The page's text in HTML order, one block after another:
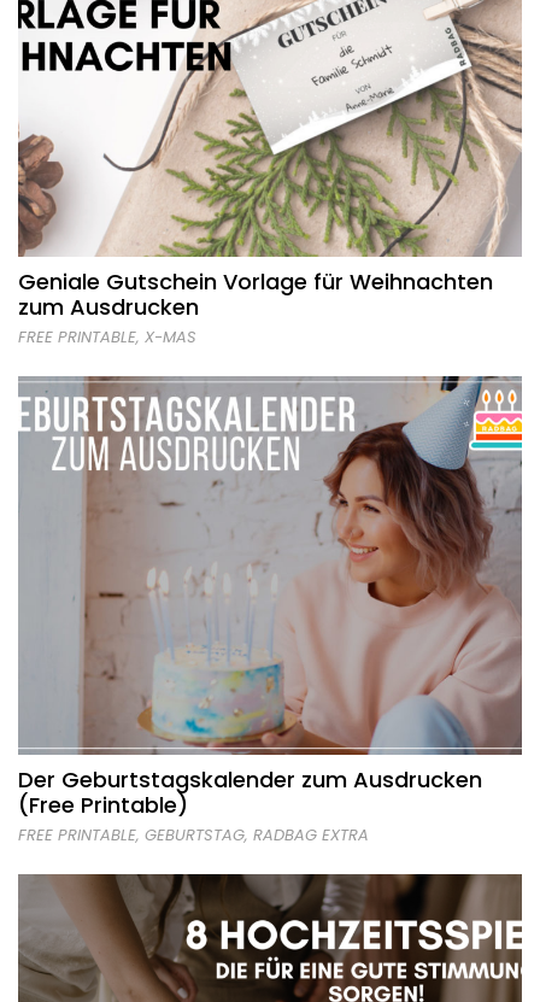
Geniale Gutschein Vorlage für Weihnachten
zum Ausdrucken
FREE PRINTABLE, X-MAS
Der Geburtstagskalender zum Ausdrucken
(Free Printable)
FREE PRINTABLE, GEBURTSTAG, RADBAG EXTRA